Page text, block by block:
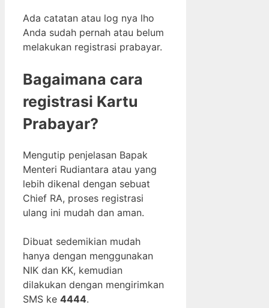
Ada catatan atau log nya lho
Anda sudah pernah atau belum
melakukan registrasi prabayar.
Bagaimana cara
registrasi Kartu
Prabayar?
Mengutip penjelasan Bapak
Menteri Rudiantara atau yang
lebih dikenal dengan sebuat
Chief RA, proses registrasi
ulang ini mudah dan aman.
Dibuat sedemikian mudah
hanya dengan menggunakan
NIK dan KK, kemudian
dilakukan dengan mengirimkan
SMS ke 4444.